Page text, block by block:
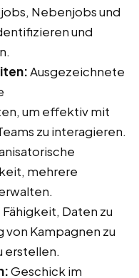
Nebenjobs und
und
Ausgezeichnete
um effektiv mit
zu interagieren.
mehrere
Fähigkeit, Daten zu
von Kampagnen zu
erstellen.
Geschick im